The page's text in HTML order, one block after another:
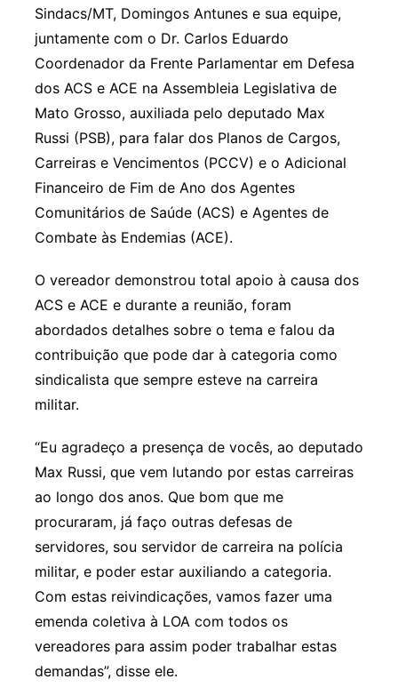
Sindacs/MT, Domingos Antunes e sua equipe,
juntamente com o Dr. Carlos Eduardo
Coordenador da Frente Parlamentar em Defesa
dos ACS e ACE na Assembleia Legislativa de
Mato Grosso, auxiliada pelo deputado Max
Russi (PSB), para falar dos Planos de Cargos,
Carreiras e Vencimentos (PCCV) e o Adicional
Financeiro de Fim de Ano dos Agentes
Comunitários de Saúde (ACS) e Agentes de
Combate às Endemias (ACE).
O vereador demonstrou total apoio à causa dos
ACS e ACE e durante a reunião, foram
abordados detalhes sobre o tema e falou da
contribuição que pode dar à categoria como
sindicalista que sempre esteve na carreira
militar.
“Eu agradeço a presença de vocês, ao deputado
Max Russi, que vem lutando por estas carreiras
ao longo dos anos. Que bom que me
procuraram, já faço outras defesas de
servidores, sou servidor de carreira na polícia
militar, e poder estar auxiliando a categoria.
Com estas reivindicações, vamos fazer uma
emenda coletiva à LOA com todos os
vereadores para assim poder trabalhar estas
demandas”, disse ele.